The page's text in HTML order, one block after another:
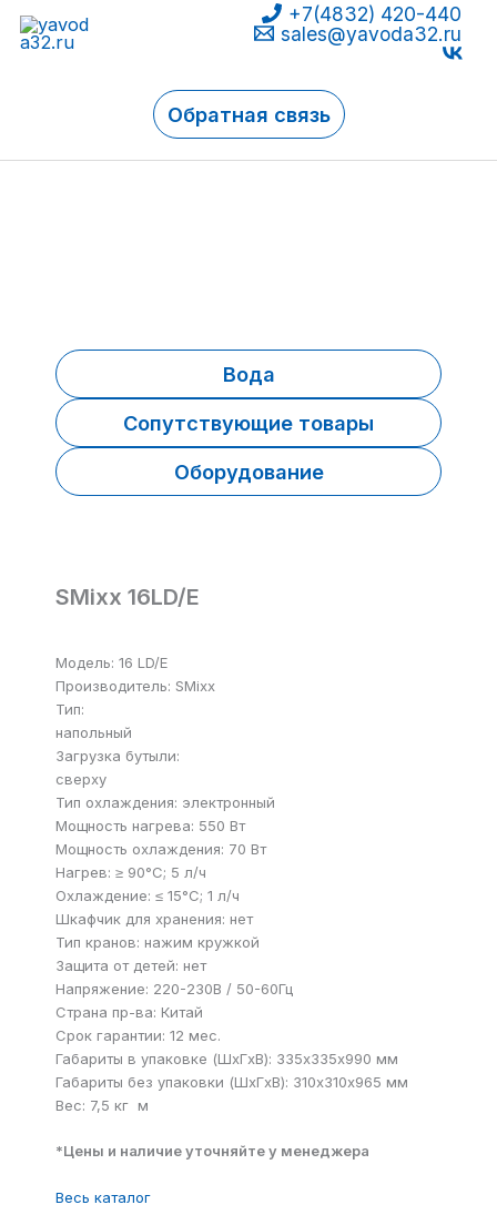
Перейти
+7(4832) 420-440
sales@yavoda32.ru
Обратная связь
Вода
Сопутствующие товары
Оборудование
SMixx 16LD/E
Модель: 16 LD/Е
Производитель: SMixx
Тип:
напольный
Загрузка бутыли:
сверху
Тип охлаждения: электронный
Мощность нагрева: 550 Вт
Мощность охлаждения: 70 Вт
Нагрев: ≥ 90°С; 5 л/ч
Охлаждение: ≤ 15°С; 1 л/ч
Шкафчик для хранения: нет
Тип кранов: нажим кружкой
Защита от детей: нет
Напряжение: 220-230В / 50-60Гц
Страна пр-ва: Китай
Срок гарантии: 12 мес.
Габариты в упаковке (ШxГxВ): 335х335х990 мм
Габариты без упаковки (ШxГxВ): 310х310х965 мм
Вес: 7,5 кг м
*Цены и наличие уточняйте у менеджера
Весь каталог